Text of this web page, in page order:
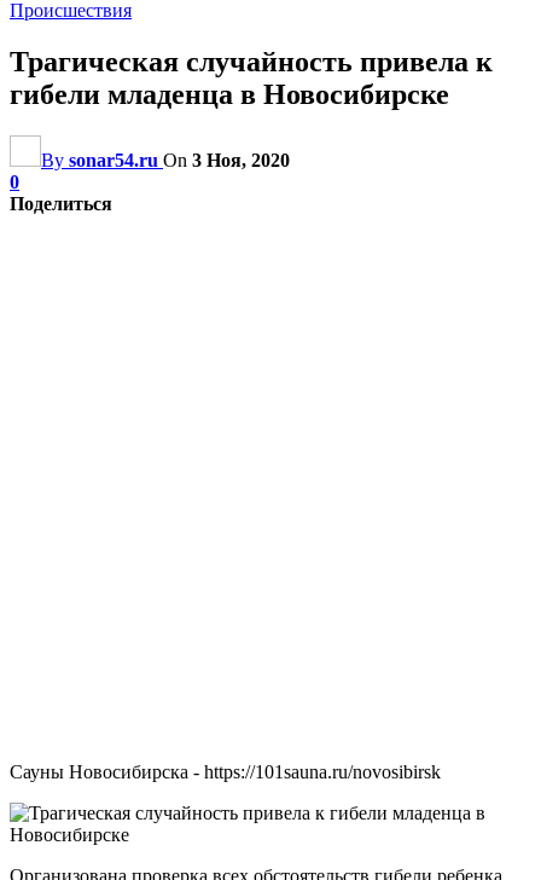
Происшествия
Трагическая случайность привела к
гибели младенца в Новосибирске
By sonar54.ru On 3 Ноя, 2020
0
Поделиться
Сауны Новосибирска - https://101sauna.ru/novosibirsk
Организована проверка всех обстоятельств гибели ребенка.